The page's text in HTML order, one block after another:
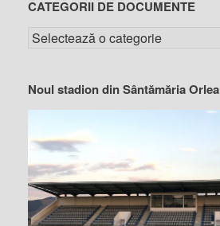
CATEGORII DE DOCUMENTE
Noul stadion din Sântămăria Orlea